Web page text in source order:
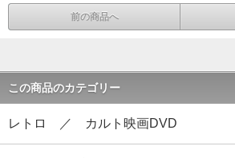
前の商品へ
この商品のカテゴリー
レトロ ／ カルト映画DVD